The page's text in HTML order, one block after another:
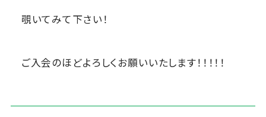
覗いてみて下さい！
ご入会のほどよろしくお願いいたします！！！！！